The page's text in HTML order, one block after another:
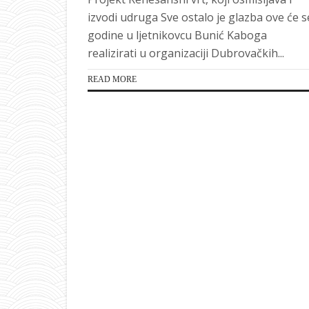
izvodi udruga Sve ostalo je glazba ove će
godine u ljetnikovcu Bunić Kaboga
realizirati u organizaciji Dubrovačkih...
READ MORE